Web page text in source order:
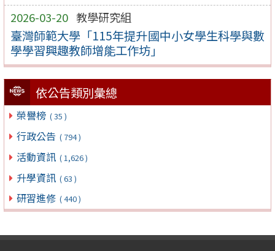
2026-03-20 教學研究組
臺灣師範大學「115年提升國中小女學生科學與數
學學習興趣教師增能工作坊」
依公告類別彙總
榮譽榜 ( 35 )
行政公告 ( 794 )
活動資訊 ( 1,626 )
升學資訊 ( 63 )
研習進修 ( 440 )